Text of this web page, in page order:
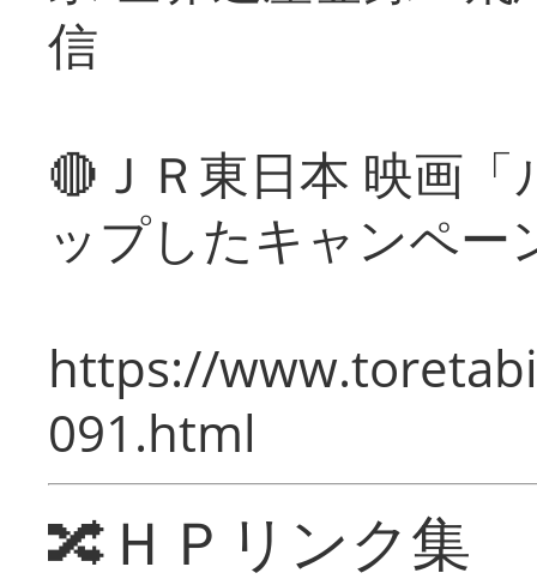
信
🔴ＪＲ東日本 映画
ップしたキャンペー
https://
091.html
🔀ＨＰリンク集